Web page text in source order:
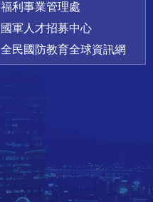
福利事業管理處
國軍人才招募中心
全民國防教育全球資訊網